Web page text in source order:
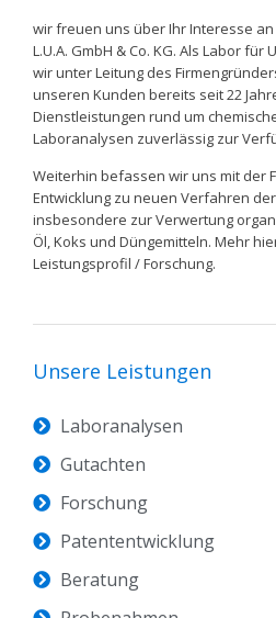
wir freuen uns über Ihr Interesse
L.U.A. GmbH & Co. KG. Als Labor
wir unter Leitung des
unseren Kunden bereits seit 22
Dienstleistungen rund um
Laboranalysen zuverlässig zur
Weiterhin befassen wir uns mit der
Entwicklung zu neuen Verfahren
insbesondere zur Verwertung
Öl, Koks und Düngemitteln. Mehr
Leistungsprofil / Forschung.
Unsere Leistungen
Laboranalysen
Gutachten
Forschung
Patententwicklung
Beratung